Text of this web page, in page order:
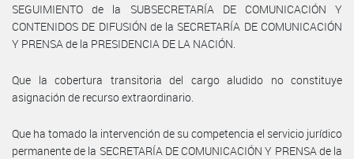
SEGUIMIENTO de la SUBSECRETARÍA DE COMUNICACIÓN Y
CONTENIDOS DE DIFUSIÓN de la SECRETARÍA DE COMUNICACIÓN
Y PRENSA de la PRESIDENCIA DE LA NACIÓN.
Que la cobertura transitoria del cargo aludido no constituye
asignación de recurso extraordinario.
Que ha tomado la intervención de su competencia el servicio jurídico
permanente de la SECRETARÍA DE COMUNICACIÓN Y PRENSA de la